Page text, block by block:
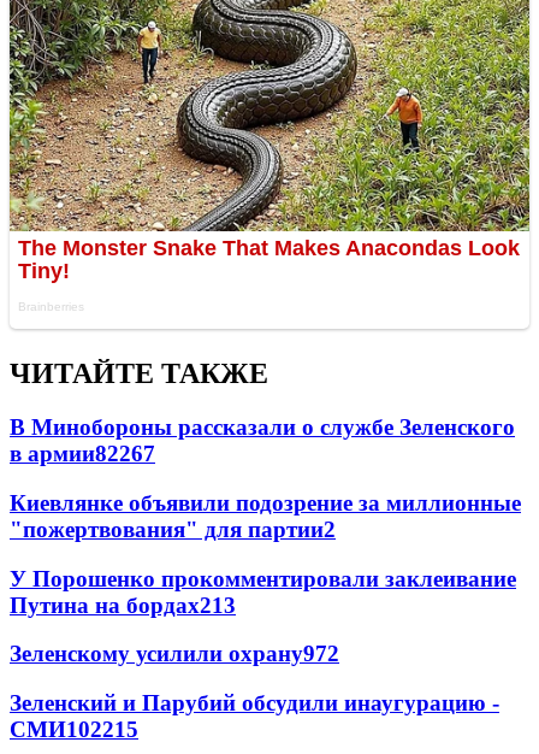
ЧИТАЙТЕ ТАКЖЕ
В Минобороны рассказали о службе Зеленского
в армии82267
Киевлянке объявили подозрение за миллионные
"пожертвования" для партии2
У Порошенко прокомментировали заклеивание
Путина на бордах213
Зеленскому усилили охрану972
Зеленский и Парубий обсудили инаугурацию -
СМИ102215